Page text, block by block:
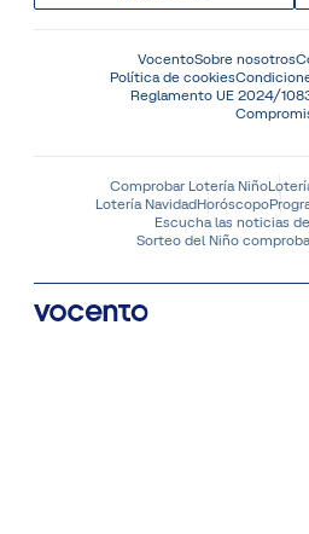
VocentoSobre nosotros
Política de cookies
Reglamento UE 2024/
Comprobar Lotería Niño
Lotería NavidadHoróscopo
Escucha las noticias
Sorteo del Niño